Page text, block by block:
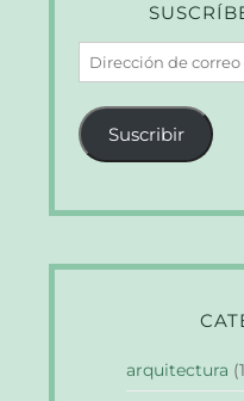
Dirección
de
correo
electrónico
Suscribir
arquitectura